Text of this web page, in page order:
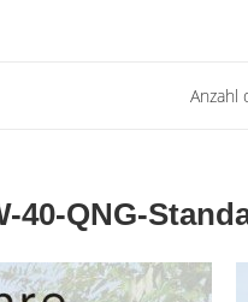
Anzahl
40-QNG-